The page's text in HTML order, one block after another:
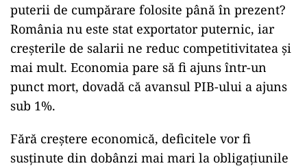
puterii de cumpărare folosite până în prezent?
România nu este stat exportator puternic, iar
creșterile de salarii ne reduc competitivitatea și
mai mult. Economia pare să fi ajuns într-un
punct mort, dovadă că avansul PIB-ului a ajuns
sub 1%.
Fără creștere economică, deficitele vor fi
susținute din dobânzi mai mari la obligațiunile